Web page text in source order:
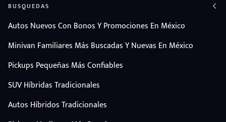
BUSQUEDAS
Autos Nuevos Con Bonos Y Promociones En México
Minivan Familiares Más Buscadas Y Nuevas En México
Pickups Pequeñas Más Confiables
SUV Híbridas Tradicionales
Autos Híbridos Tradicionales